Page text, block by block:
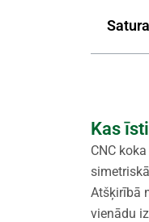
Kas
CNC
Atšķirībā
vienādu